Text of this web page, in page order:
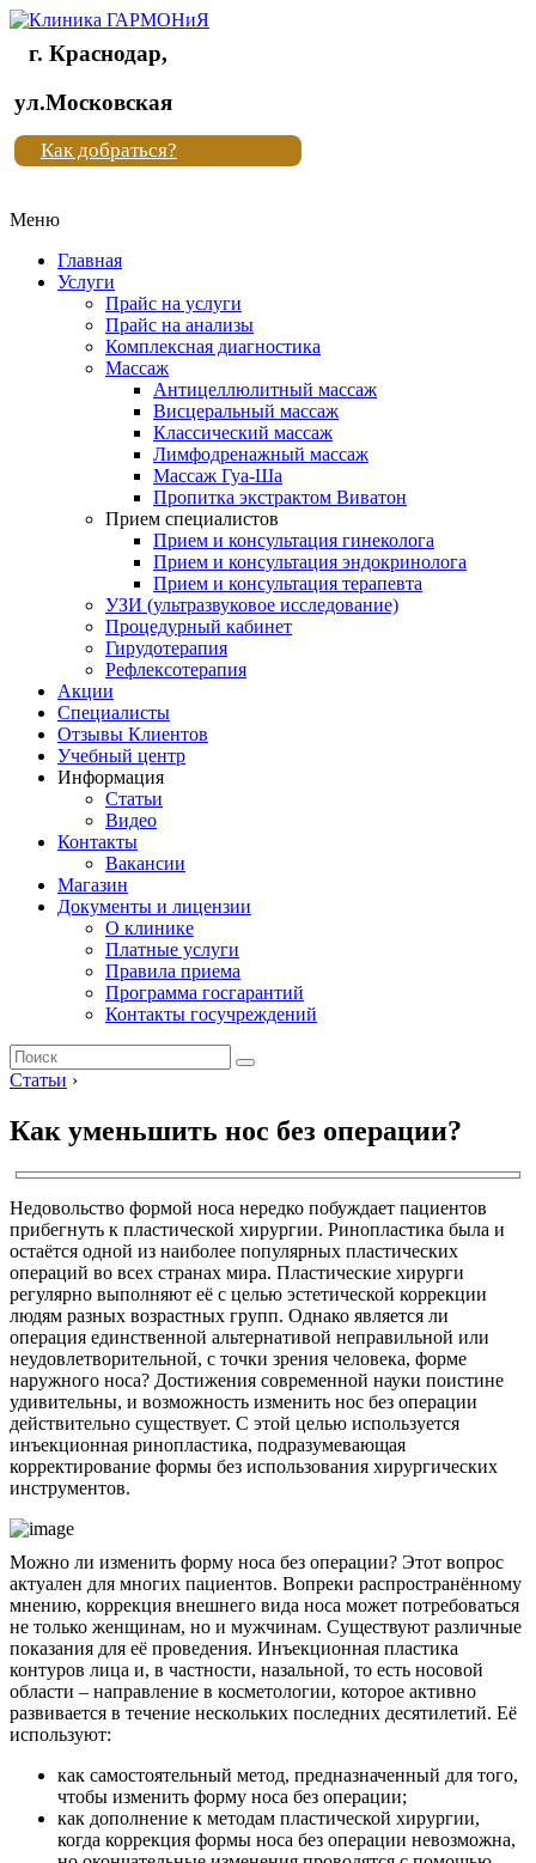
Клиника
"Новая
жизнь"
Клиника
жизнь"
г. Краснодар,
ул.Московская
Как добраться?
Меню
Главная
Услуги
Прайс на услуги
Прайс на анализы
Комплексная диагностика
Массаж
Антицеллюлитный массаж
Висцеральный массаж
Классический массаж
Лимфодренажный массаж
Массаж Гуа-Ша
Пропитка экстрактом Виватон
Прием специалистов
Прием и консультация гинеколога
Прием и консультация эндокринолога
Прием и консультация терапевта
УЗИ (ультразвуковое исследование)
Процедурный кабинет
Гирудотерапия
Рефлексотерапия
Акции
Специалисты
Отзывы Клиентов
Учебный центр
Информация
Статьи
Видео
Контакты
Вакансии
Магазин
Документы и лицензии
О клинике
Платные услуги
Правила приема
Программа госгарантий
Контакты госучреждений
Статьи ›
Как уменьшить нос без операции?
Недовольство формой носа нередко побуждает пациентов
прибегнуть к пластической хирургии. Ринопластика была и
остаётся одной из наиболее популярных пластических
операций во всех странах мира. Пластические хирурги
регулярно выполняют её с целью эстетической коррекции
людям разных возрастных групп. Однако является ли
операция единственной альтернативой неправильной или
неудовлетворительной, с точки зрения человека, форме
наружного носа? Достижения современной науки поистине
удивительны, и возможность изменить нос без операции
действительно существует. С этой целью используется
инъекционная ринопластика, подразумевающая
корректирование формы без использования хирургических
инструментов.
Можно ли изменить форму носа без операции? Этот вопрос
актуален для многих пациентов. Вопреки распространённому
мнению, коррекция внешнего вида носа может потребоваться
не только женщинам, но и мужчинам. Существуют различные
показания для её проведения. Инъекционная пластика
контуров лица и, в частности, назальной, то есть носовой
области – направление в косметологии, которое активно
развивается в течение нескольких последних десятилетий. Её
используют:
как самостоятельный метод, предназначенный для того,
чтобы изменить форму носа без операции;
как дополнение к методам пластической хирургии,
когда коррекция формы носа без операции невозможна,